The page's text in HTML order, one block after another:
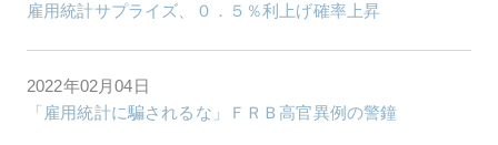
雇用統計サプライズ、０．５％利上げ確率上昇
2022年02月04日
「雇用統計に騙されるな」ＦＲＢ高官異例の警鐘